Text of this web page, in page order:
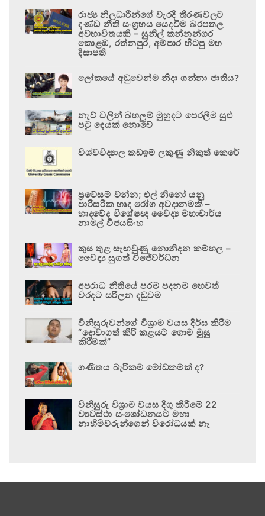
රාජ්‍ය නිලධාරීන්ගේ වැරදි තීරණවලට
දණ්ඩ නීති සංග්‍රහය යෙදවීම බරපතල
අවභාවිතයකි – සුනිල් කන්නන්ගර
කොළඹ, රත්නපුර, අම්පාර හිටපු මහ
දිසාපති
ලෝකයේ අඩුවෙන්ම නිදා ගන්නා ජාතිය?
නැව් වලින් බහලුම් මුහුදට පෙරලීම සුළු
පටු දෙයක් නොවේ
විශ්වවිද්‍යාල කඩඉම් ලකුණු නිකුත් කෙරේ
ප්‍රවේසම් වන්න; එල් නිනෝ යනු
පාරිසරික හෘද රෝග අවදානමකි –
හෘදවේද විශේෂඥ වෛද්‍ය මහාචාර්ය
නාමල් විජයසිංහ
කුස තුළ සැඟවුණු නොනිදන කම්හල –
වෛද්‍ය සුගත් විජේවර්ධන
අපරාධ නීතියේ පරම පදනම හෙවත්
වරදට සරිලන දඬුවම
විනිසුරුවන්ගේ විශ්‍රාම වයස දීර්ඝ කිරීම
“දොවාගත් කිරි කළයට ගොම මුසු
කිරීමක්”
ගණිතය බැරිකම මෝඩකමක් ද?
විනිසුරු විශ්‍රාම වයස දිගු කිරීමේ 22
ව්‍යවස්ථා සංශෝධනයට මහා
නාහිමිවරුන්ගෙන් විරෝධයක් නෑ